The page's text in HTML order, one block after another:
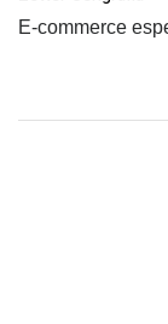
E-commerce